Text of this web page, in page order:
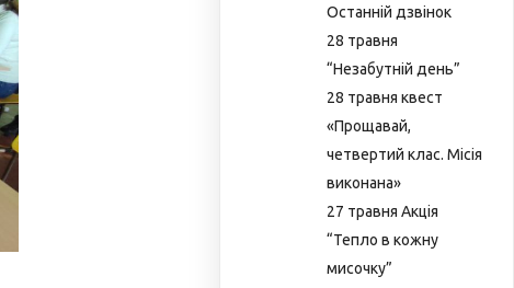
Останній дзвінок
28 травня
“Незабутній день”
28 травня квест
«Прощавай,
четвертий клас. Місія
виконана»
27 травня Акція
“Тепло в кожну
мисочку”